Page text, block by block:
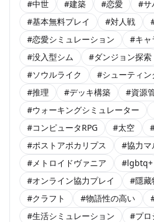
#中世 #建築 #恋愛
#サ
#基本無料プレイ
#対人戦
#恋愛シミュレーション
#キャ
#没入型シム
#ダンジョン探索
#ソウルライク
#シューティン
#推理
#デッキ構築
#資源
#ウォーキングシミュレーター
#コンピュータRPG
#太空
#ポストアポカリプス
#協力マ
#メトロイドヴァニア
#lgbtq+
#オンライン協力プレイ
#隱藏
#クラフト
#物語性の高い
#生活シミュレーション
#プロ